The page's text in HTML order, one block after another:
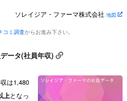
ソレイジア・ファーマ株式会社 地図
コミ調査からお進み下さい。
ータ(社員年収)
は1,480
上となっ